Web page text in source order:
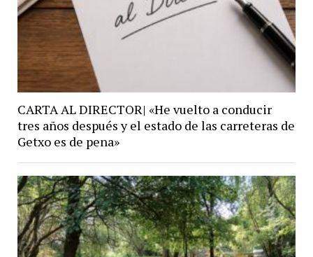
CARTA AL DIRECTOR| «He vuelto a conducir
tres años después y el estado de las carreteras de
Getxo es de pena»